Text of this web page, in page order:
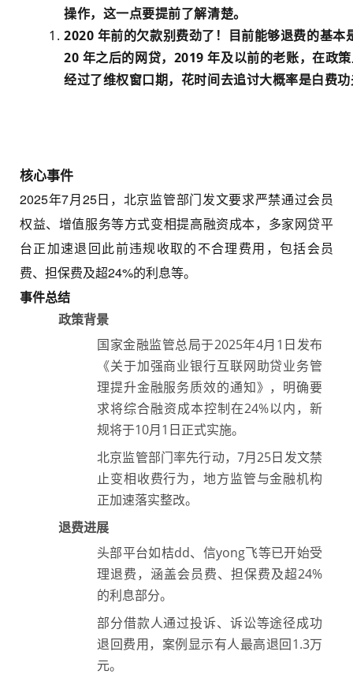
操作，这一点要提前了解清楚。
2020 年前的欠款别费劲了！目前能够退费的基本
20 年之后的网贷，2019 年及以前的老账，在政
经过了维权窗口期，花时间去追讨大概率是白费
核心事件
2025年7月25日，北京监管部门发文要求严禁通过会员
权益、增值服务等方式变相提高融资成本，多家网贷平
台正加速退回此前违规收取的不合理费用，包括会员
费、担保费及超24%的利息等。
事件总结
政策背景
国家金融监管总局于2025年4月1日发布
《关于加强商业银行互联网助贷业务管
理提升金融服务质效的通知》，明确要
求将综合融资成本控制在24%以内，新
规将于10月1日正式实施。
北京监管部门率先行动，7月25日发文禁
止变相收费行为，地方监管与金融机构
正加速落实整改。
退费进展
头部平台如桔dd、信yong飞等已开始受
理退费，涵盖会员费、担保费及超24%
的利息部分。
部分借款人通过投诉、诉讼等途径成功
退回费用，案例显示有人最高退回1.3万
元。